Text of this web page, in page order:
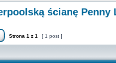
ścianę Penny
Strona 1 z 1 [ 1 post ]